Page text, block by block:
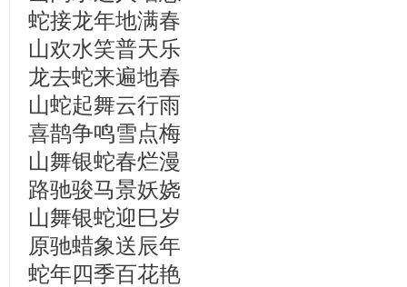
蛇接龙年地满春
山欢水笑普天乐
龙去蛇来遍地春
山蛇起舞云行雨
喜鹊争鸣雪点梅
山舞银蛇春烂漫
路驰骏马景妖娆
山舞银蛇迎巳岁
原驰蜡象送辰年
蛇年四季百花艳